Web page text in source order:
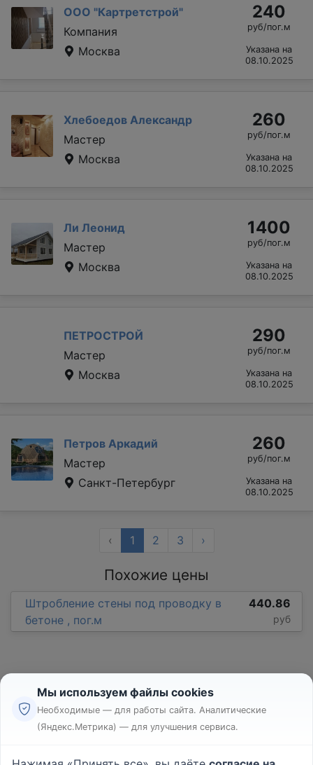
ООО "Картретстрой"
Компания
Москва
240
руб/пог.м
Указана на
08.10.2025
Хлебоедов Александр
Мастер
Москва
260
руб/пог.м
Указана на
08.10.2025
Ли Леонид
Мастер
Москва
1400
руб/пог.м
Указана на
08.10.2025
ПЕТРОСТРОЙ
Мастер
Москва
290
руб/пог.м
Указана на
08.10.2025
Петров Аркадий
Мастер
Санкт-Петербург
260
руб/пог.м
Указана на
08.10.2025
‹ 1 2 3 ›
Похожие цены
Штробление стены под проводку в
бетоне , пог.м
440.86
руб
Реклама
Мы используем файлы cookies
Необходимые — для работы сайта. Аналитические
(Яндекс.Метрика) — для улучшения сервиса.